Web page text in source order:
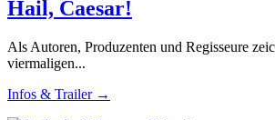
Hail, Caesar!
Als Autoren, Produzenten und Regisseure
viermaligen...
Infos & Trailer →